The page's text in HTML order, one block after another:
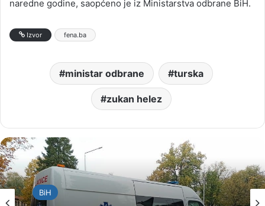
naredne godine, saopćeno je iz Ministarstva odbrane BiH.
Izvor fena.ba
ministar odbrane turska
zukan helez
BiH